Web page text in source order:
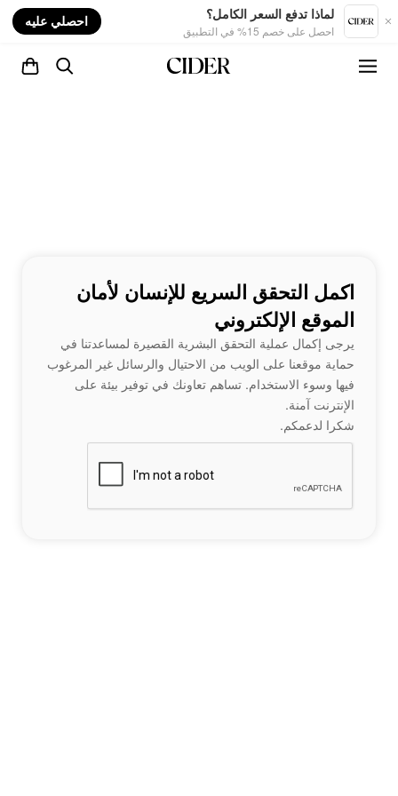
لماذا تدفع السعر الكامل؟
احصل على خصم 15% في التطبيق
احصلي عليه
اكمل التحقق السريع للإنسان لأمان
الموقع الإلكتروني
يرجى إكمال عملية التحقق البشرية القصيرة لمساعدتنا في
حماية موقعنا على الويب من الاحتيال والرسائل غير المرغوب
فيها وسوء الاستخدام. تساهم تعاونك في توفير بيئة على
الإنترنت آمنة.
شكرا لدعمكم.